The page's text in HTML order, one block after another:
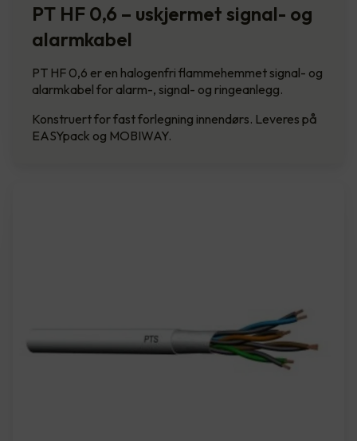
PT HF 0,6 – uskjermet signal- og
alarmkabel
PT HF 0,6 er en halogenfri flammehemmet signal- og
alarmkabel for alarm-, signal- og ringeanlegg.
Konstruert for fast forlegning innendørs. Leveres på
EASYpack og MOBIWAY.